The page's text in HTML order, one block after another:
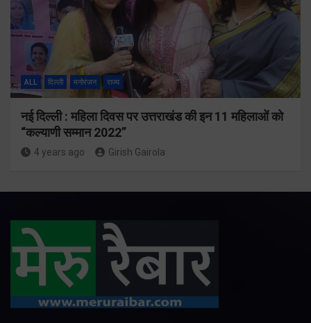
ALL दिल्ली मनोरंजन राज्य
नई दिल्ली : महिला दिवस पर उत्तराखंड की इन 11 महिलाओं को
“कल्याणी सम्मान 2022”
4 years ago Girish Gairola